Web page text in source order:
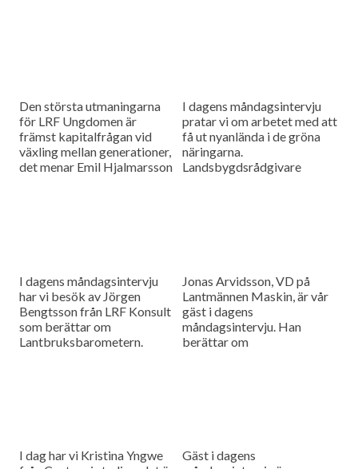
Den största utmaningarna
för LRF Ungdomen är
främst kapitalfrågan vid
växling mellan generationer,
det menar Emil Hjalmarsson
I dagens måndagsintervju
pratar vi om arbetet med att
få ut nyanlända i de gröna
näringarna.
Landsbygdsrådgivare
I dagens måndagsintervju
har vi besök av Jörgen
Bengtsson från LRF Konsult
som berättar om
Lantbruksbarometern.
Jonas Arvidsson, VD på
Lantmännen Maskin, är vår
gäst i dagens
måndagsintervju. Han
berättar om
I dag har vi Kristina Yngwe
Gäst i dagens